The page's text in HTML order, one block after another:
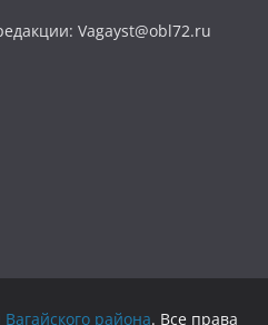
Vagayst@obl72.ru
Вагайского района. Все права